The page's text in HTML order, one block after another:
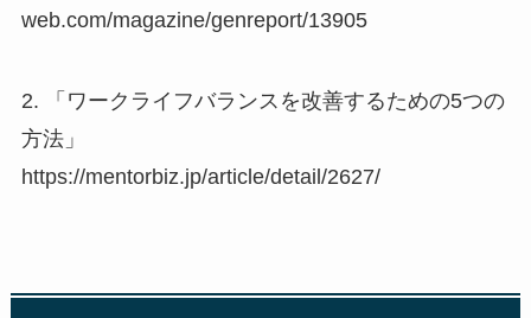
web.com/magazine/genreport/13905
2. 「ワークライフバランスを改善するための5つの
方法」
https://mentorbiz.jp/article/detail/2627/